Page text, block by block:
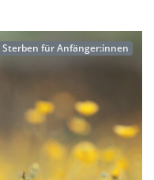
Sterben für Anfänger:innen